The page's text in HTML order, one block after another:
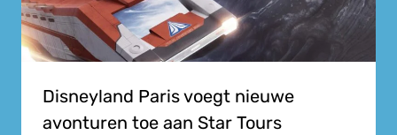
Disneyland Paris voegt nieuwe
avonturen toe aan Star Tours